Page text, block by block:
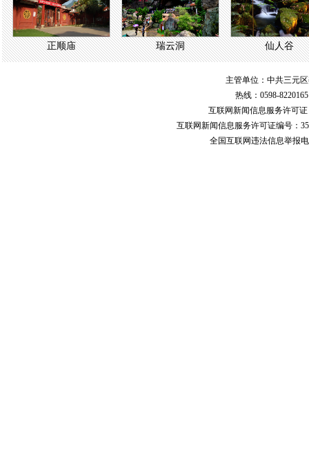
正顺庙 瑞云洞 仙人谷
主管单位：中共三元
热线：0598-
互联网新闻信息服务许可证
互联网新闻信息服务许可证编号：
全国互联网违法信息举报